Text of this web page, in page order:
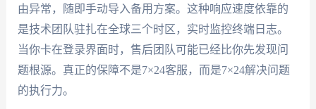
由异常，随即手动导入备用方案。这种响应速度依靠的
是技术团队驻扎在全球三个时区，实时监控终端日志。
当你卡在登录界面时，售后团队可能已经比你先发现问
题根源。真正的保障不是7×24客服，而是7×24解决问题
的执行力。